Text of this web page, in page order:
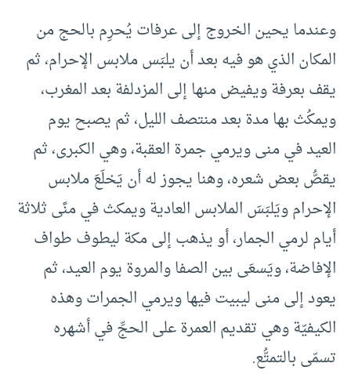
وعندما يحين الخروج إلى عرفات يُحرِم بالحج من
المكان الذي هو فيه بعد أن يلبَس ملابس الإحرام، ثم
يقف بعرفة ويفيض منها إلى المزدلفة بعد المغرب،
ويمكُث بها مدة بعد منتصف الليل، ثم يصبح يوم
العيد في منى ويرمي جمرة العقبة، وهي الكبرى، ثم
يقصُّ بعض شعره، وهنا يجوز له أن يَخلَعَ ملابس
الإحرام ويَلبَسَ الملابس العادية ويمكث في منًى ثلاثة
أيام لرمي الجمار، أو يذهب إلى مكة ليطوف طواف
الإفاضة، ويَسعَى بين الصفا والمروة يوم العيد، ثم
يعود إلى منى ليبيت فيها ويرمي الجمرات وهذه
الكيفيّة وهي تقديم العمرة على الحجِّ في أشهره
تسمّى بالتمتُّع.